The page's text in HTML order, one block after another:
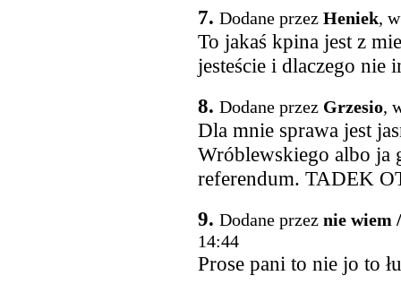
7. Dodane przez Heniek,
To jakaś kpina jest z
jesteście i dlaczego nie
8. Dodane przez Grzesio,
Dla mnie sprawa jest
Wróblewskiego albo ja
referendum. TADEK
9. Dodane przez nie wiem
14:44
Prose pani to nie jo to